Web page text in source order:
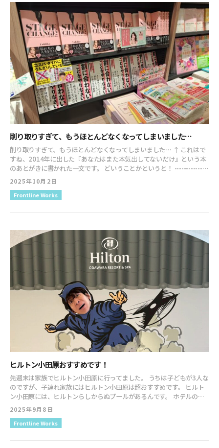
pic.twitter.com/BIdXwA2Pqk— 中村 誠@Lステップを使ったLINEマ
ーケティングプロデューサー (@gor0210) October 11, 2025 紙読書
オタクのわいまた良書に出会ってしまった…。最近僕の投稿で訴求し
ていた以下。・自分軸を持つ大切さ・ノウハウばかりでなく人間味を
大切にに近い思想が冒頭から盛りだくさんで腑に落ちました
中でも
以下のメッセージはなるほど、これがモヤモヤの原因だったのか。…
pic.twitter.com/sm0eSGeXTx— よっしー｜毎日note書いてる人
(@JiTai7197) October 11, 2025 なんとなく周りの人に大事にされて
いないと感じる人に読んで欲しい一冊。なぜかいつも周囲に人が集ま
り、頼りにされ、楽しそうにしている人がやっていることの秘訣がすべ
て書かれています。 pic.twitter.com/24WYSgGjNu— りさねーぜ｜魅
力が伝わるSNS運用 (@risa_neze) October 11, 2025 お店を作る時に
考えていた事、全部書かれてた
´-私が心がけていたことは"感動"を
生み出す側になること。お客様の"欲しい"を察して先回りする→また
来たいに繋がるコスパがどうこうじゃないの。"あの人にまた会いた
い"に繋がる、義理人情みたいなサービスが心を動かす人になり、ファ
ンが出来るの。 pic.twitter.com/X2ELfiNUDi— はるちゃん
(@haluuuuuka) October 11, 2025 ＡＩはデータで増強され、生き物
は、経験で増強されます。根本的に仕組みが違う。情報収集に人生を乗
っ取られないでね！人生はめんどくさいを味方につけて、やりくりを楽
しむ、ここが醍醐味！経験と感動のある日々、この王道にいる人生が
加速するんです。 https://t.co/PO1wybXsUq— お花の先生も通う花教
室 アトリエレモンリーフ (@lemonleaf_jp) October 11, 2025 実は重
なこと好きなだけ子供のように無垢に遊びまくる。だから家事や子育
ては発見がいっぱい。AI時代は主夫や主婦が強い。
https://t.co/E91WOlkMUf— 田中 啓之｜AIコンサル主夫社長 著書:
そろそろ、やせることにしました 50kg減量ダイエットレシピ
(@passion_tanaka) October 11, 2025 本日東京
講座会場下見ととあるセミナー＆懇親会に参加してきます。新幹線の中
ではだいたい読書してます。本日はこれ。ここ数ヶ月考えていたモヤモ
ヤが言語化されている…帯通りコスパタイパにうんざりしている人に
読んでみてほしい。ではではいってきまーす！
pic.twitter.com/b4LT6H0OWy— 渡辺まりこ｜編集・取材ライター
(@watamari66) October 6, 2025 読ませていただきました。常日頃
から大事にしている考えが日の目を見るようでうれしかったです。特に
感動資本の章は全事業者に読んでほしいと思いました！
https://t.co/IoeTFuH6sJ pic.twitter.com/gguWKqEcQ9— ブル
す！！ 目に見える感想って、とっても嬉しいですね。 読んでいただい
た方は、感想の投稿をお願いします！！ プロモーションは、ここから
さらにスピードアップ。 明日、13日からは首都圏JR全線でドア横の広
告が展開されます。 首都圏JR全線は僕も初めてで、今からドキドキし
ています。 そして、これまた明日からなのですが、東京メトロ銀座駅
にバカでかい広告が出ます。 この広告で、どんな反応が出るか！？ 発
売日が10月2日で、木曜日だったじゃないですか。 なので、ウィークリ
んです。 紀伊國屋のデイリーランキングは4位まで上がってきました
削り取りすぎて、もうほとんどなくなってしまいました…
削り取りすぎて、もうほとんどなくなってしまいました… ↑ これはで
すね、2014年に出した『あなたはまた本気出してないだけ』という本
のあとがきに書かれた一文です。 どいうことかというと！ ------------
書籍の執筆って自らを削り取っていくような作業だよね。 本を出すた
びに削って削って… 2012年のクビ億のヒットから身を削りながら著者
として本を出し続けたけど、もう限界が来たぞ！！ ------------ ってこと
動はこれでしばらくお休みになります。 次作は、どれくらい先になる
が形成された時に執筆できればと思っています。」 と締めているんで
すね。 なんじゃこいつ、弱気だな！！ とか思ったりもしますが… ここ
から11年の時を経て、ついに新刊の発売となりました。 『割に合わな
いことをやりなさい コスパ・タイパ時代の「次の価値」を見つける
思考法』 10月2日めでたく発売！！ あれから10年以上もビジネスの世
界で、研鑽を続けてきたわけでして、そりゃあ削りたい放題です。 な
んなら、書籍の企画書があと2つ控えているくらいです。 いや、3つ
くイメージがついちゃうかな。 最近って、とにかくコスパだタイパだ
なんだと、みんな言うじゃないですか。 特に若い世代ね。 だけど、そ
れが行きすぎているように感じたわけですよ。 そんな感じで効率ばっ
かり追求したとして、その先に何かあるのか？と。 オジサン思いま
勝てない訳ですよ。 今まで高給だったホワイトカラーの仕事なんか
も、AIに置き換えられてきてるでしょ。 自分でも今までだったら、だ
れか人にやらせてた仕事もAIで済ませることも増えてます。 だって、
速いしミスしないし文句も言わないですもん。 マジでAIができること
って1週間単位で増えていって 「さすがにAIが、これできるようになる
には、あと5年かかるんじゃねー？？」 とか言ってたことが、その１ヶ
月後には実現されてたりみたいなことが多発中です。 実際、仕事がな
くなった人も、いるんじゃないですかね？ では！！ そんな時代
に！！！！ 人間の価値って、一体何なんだ？ AIにできなくて、俺らに
できることって何なんだ？ 俺らは、どうやって価値を生み出していく
2025年10月2日
Frontline Works
ヒルトン小田原おすすめです！
先週末は家族でヒルトン小田原に行ってました。 うちは子どもが3人な
のですが、子連れ家族にはヒルトン小田原は超おすすめです。 ヒルト
ン小田原には、ヒルトンらしからぬプールがあるんです。 ホテルのプ
ールって大体25メートルの四角いプールでしょ。 でも、ここはなんか
遊べる感あるプールなんですよ。 プールってだけで子どもは喜ぶじゃ
ないですか。 これは子どもポイント高いです。 というのも、小田原の
もそも、そういうホテルなんです。 そして、地下にはちょっとしたゲ
2025年9月8日
Frontline Works